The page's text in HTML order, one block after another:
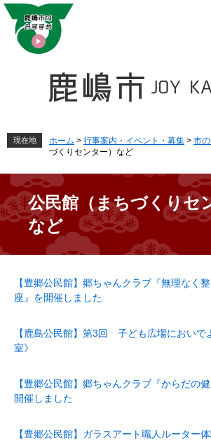
ペ
メ
現在地 ホーム > 行事案内・イベント・募集 > 市
づくりセンター）など
公民館（まちづくりセ
など
【豊郷公民館】郷ちゃんクラブ『無理なく
座』を開催しました
【鹿島公民館】第3回 子ども広場においで
室》
【豊郷公民館】郷ちゃんクラブ『からだの
開催しました
【豊郷公民館】ガラスアート職人ルーター